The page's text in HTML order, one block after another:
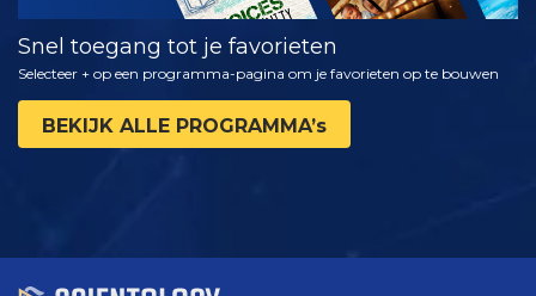
Snel toegang tot je favorieten
Selecteer + op een programma-pagina om je favorieten op te bouwen
BEKIJK ALLE PROGRAMMA’s